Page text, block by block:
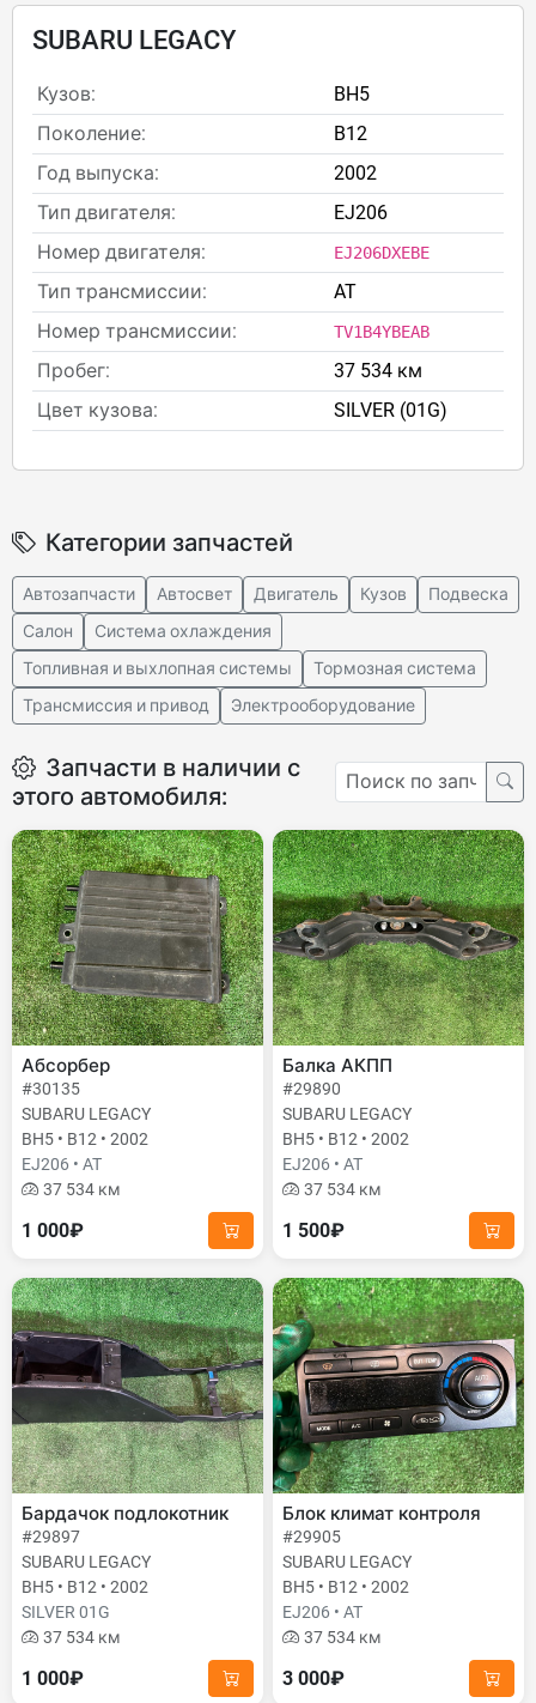
SUBARU LEGACY
Кузов:
BH5
Поколение:
B12
Год выпуска:
2002
Тип двигателя:
EJ206
Номер двигателя:
EJ206DXEBE
Тип трансмиссии:
AT
Номер трансмиссии:
TV1B4YBEAB
Пробег:
37 534 км
Цвет кузова:
SILVER (01G)
Категории запчастей
Автозапчасти Автосвет Двигатель Кузов
Подвеска
Салон
Система охлаждения
Топливная и выхлопная системы
Тормозная система
Трансмиссия и привод
Электрооборудование
Запчасти в наличии с
этого автомобиля:
Абсорбер
#30135
SUBARU LEGACY
BH5 • B12 • 2002
EJ206 • AT
37 534 км
1 000₽
Балка АКПП
#29890
SUBARU LEGACY
BH5 • B12 • 2002
EJ206 • AT
37 534 км
1 500₽
Бардачок подлокотник
#29897
SUBARU LEGACY
BH5 • B12 • 2002
SILVER 01G
37 534 км
1 000₽
Блок климат контроля
#29905
SUBARU LEGACY
BH5 • B12 • 2002
EJ206 • AT
37 534 км
3 000₽